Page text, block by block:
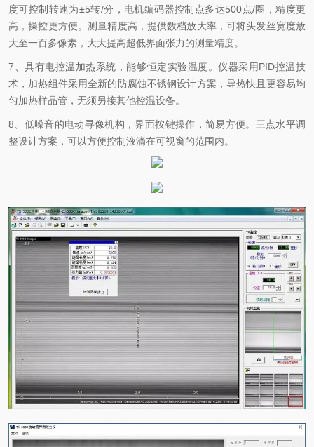
度可控制转速为±5转/分，电机编码器控制点多达500点/圈，精度更
高，操控更方便。测量精度高，提供数档放大率，可将头发丝宽度放
大至一百多像素，大大提高超低界面张力的测量精度。
7、具有电控温加热系统，能够恒定实验温度。仪器采用PID控温技
术，加热组件采用全新的防腐蚀不锈钢设计方案，导热快且更容易均
匀加热样品管，无须另接其他控温设备。
8、低噪音的电动寻像机构，界面按键操作，简易方便。三点水平调
整设计方案，可以方便控制液滴在可视窗的范围内。